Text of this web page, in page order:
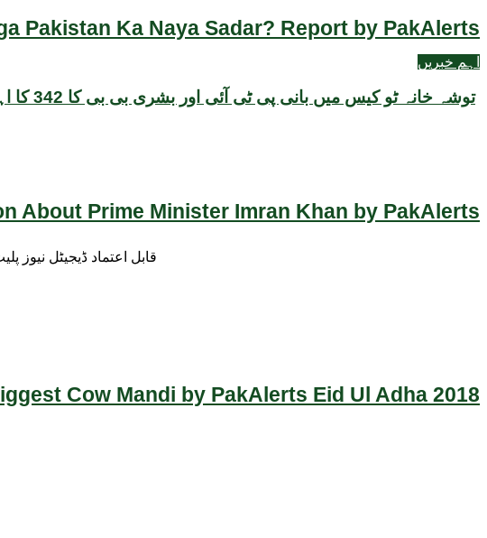
Pakistan Ka Naya Sadar? Report by PakAlerts
About Prime Minister Imran Khan by PakAlerts
Cow Mandi by PakAlerts Eid Ul Adha 2018
اہم خبریں
توشہ خانہ ٹو کیس میں بانی پی ٹی آئی اور بشری بی بی کا 342 کا اہم بیان سامنے آگیا
قابل اعتماد ڈیجیٹل نیوز